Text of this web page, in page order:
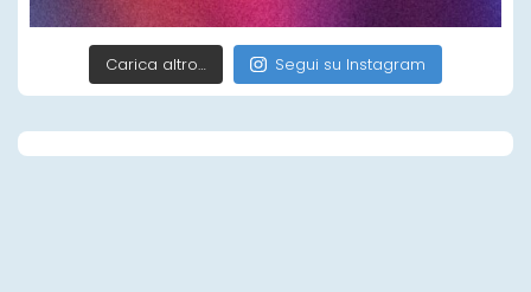
Carica altro… Segui su Instagram